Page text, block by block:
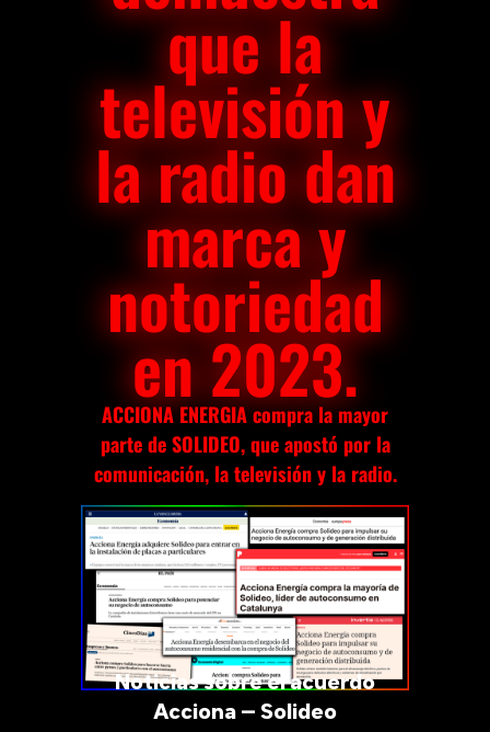
que la
televisión y
la radio dan
marca y
notoriedad
en 2023.
ACCIONA ENERGIA compra la mayor
parte de SOLIDEO, que apostó por la
comunicación, la televisión y la radio.
Noticias sobre el acuerdo
Acciona – Solideo